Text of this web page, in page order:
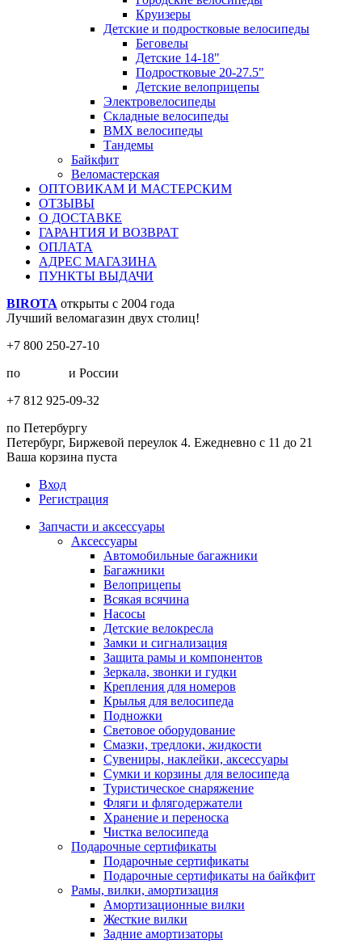
Круизеры
Детские и подростковые велосипеды
Беговелы
Детские 14-18"
Подростковые 20-27.5"
Детские велоприцепы
Электровелосипеды
Складные велосипеды
BMX велосипеды
Тандемы
Байкфит
Веломастерская
ОПТОВИКАМ И МАСТЕРСКИМ
ОТЗЫВЫ
О ДОСТАВКЕ
ГАРАНТИЯ И ВОЗВРАТ
ОПЛАТА
АДРЕС МАГАЗИНА
ПУНКТЫ ВЫДАЧИ
BIROTA открыты с 2004 года
Лучший веломагазин двух столиц!
+7 800 250-27-10
по
и России
+7 812 925-09-32
по Петербургу
Петербург, Биржевой переулок 4. Ежедневно с 11 до 21
Ваша корзина пуста
Вход
Регистрация
Запчасти и аксессуары
Аксессуары
Автомобильные багажники
Багажники
Велоприцепы
Всякая всячина
Насосы
Детские велокресла
Замки и сигнализация
Защита рамы и компонентов
Зеркала, звонки и гудки
Крепления для номеров
Крылья для велосипеда
Подножки
Световое оборудование
Смазки, тредлоки, жидкости
Сувениры, наклейки, аксессуары
Сумки и корзины для велосипеда
Туристическое снаряжение
Фляги и флягодержатели
Хранение и переноска
Чистка велосипеда
Подарочные сертификаты
Подарочные сертификаты
Подарочные сертификаты на байкфит
Рамы, вилки, амортизация
Амортизационные вилки
Жесткие вилки
Задние амортизаторы